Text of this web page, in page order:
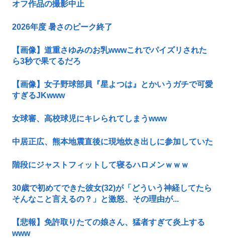
オフ作品の撮影中止
2026年度 暑さのピーク終了
【画像】道重さゆみのお乳wwwこれでパイズリされた
ら3秒で果てるだろ
【画像】女子野球部員『星よつは』とかいうガチで可愛
すぎるJKwww
女球審、高校球児にキレられてしまうwww
中居正広、熊本地震直後に現地炊き出しに参加していた
階段にジャストフィットして寝るハロメンｗｗｗ
30歳で初めてできた彼女(32)が「どういう神経してたら
そんなこと言えるの？」と激怒、その理由が...
【悲報】免許取りたての娘さん、猛者すぎて炎上する
www